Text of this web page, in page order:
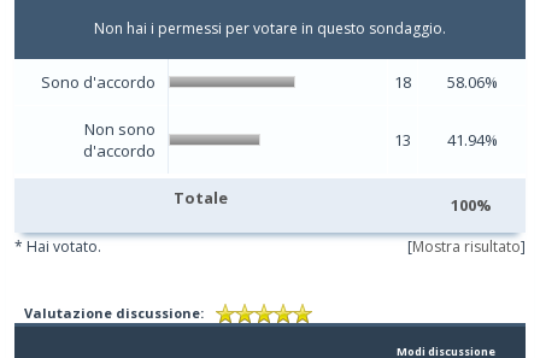
Non hai i permessi per votare in questo sondaggio.
Sono d'accordo 18 58.06%
Non sono
d'accordo
13 41.94%
Totale 100%
* Hai votato. [Mostra risultato]
Valutazione discussione:
Modi discussione